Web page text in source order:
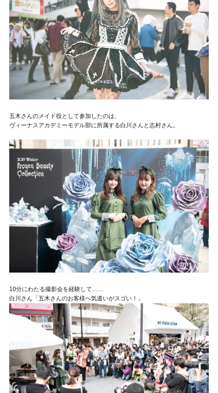
五木さんのメイド役として参加したのは、
ヴィーナスアカデミーモデル部に所属する白川さんと志村さん。
10分にわたる撮影会を経験して……
白川さん「五木さんのお客様へ気遣いがスゴい！」